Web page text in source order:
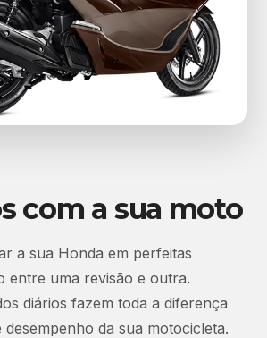
com a sua moto
a sua Honda em perfeitas
entre uma revisão e outra.
diários fazem toda a diferença
desempenho da sua motocicleta.